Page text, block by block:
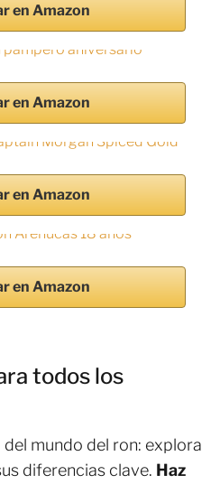
en Amazon
en Amazon
en Amazon
en Amazon
todos los
mundo del ron: explora
diferencias clave. Haz